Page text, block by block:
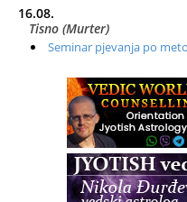
16.08.
Tisno (Murter)
Seminar pjevanja po
Radionica: Pomagači iz
Zagreb+Online
Osnovni ThetaHealing®